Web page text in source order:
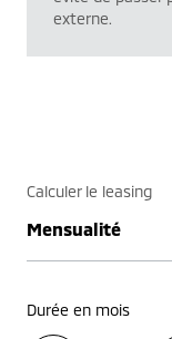
externe.
Calculer le leasing
Mensualité
Durée en mois